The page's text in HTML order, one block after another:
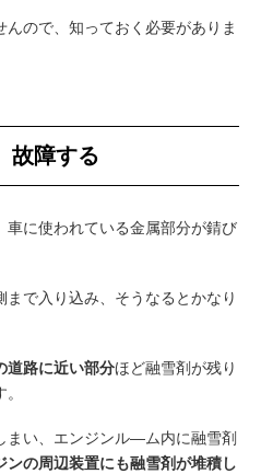
ので、知っておく必要がありま
故障する
に使われている金属部分が錆び
で入り込み、そうなるとかなり
道路に近い部分ほど融雪剤が残り
まい、エンジンル―ム内に融雪剤
ンの周辺装置にも融雪剤が堆積し